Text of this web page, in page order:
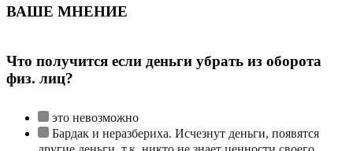
ВАШЕ МНЕНИЕ
Что получится если деньги убрать из оборота
физ. лиц?
это невозможно
Бардак и неразбериха. Исчезнут деньги, появятся